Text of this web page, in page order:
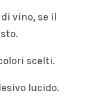
vino, se il
scelti.
lucido.